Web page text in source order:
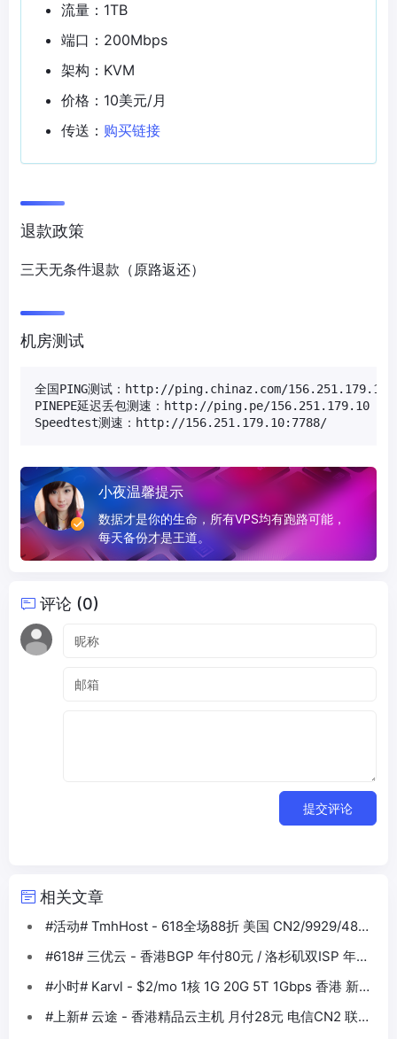
流量：1TB
端口：200Mbps
架构：KVM
价格：10美元/月
传送： 购买链接
退款政策
三天无条件退款（原路返还）
机房测试
全国PING测试：http://ping.chinaz.com/156.251.179.10
PINEPE延迟丢包测速：http://ping.pe/156.251.179.10
Speedtest测速：http://156.251.179.10:7788/
小夜温馨提示
数据才是你的生命，所有VPS均有跑路可能，
每天备份才是王道。
评论 (0)
提交评论
相关文章
#活动# TmhHost - 618全场88折 美国 CN2/9929/4837
#618# 三优云 - 香港BGP 年付80元 / 洛杉矶双ISP 年付
#小时# Karvl - $2/mo 1核 1G 20G 5T 1Gbps 香港 新加
#上新# 云途 - 香港精品云主机 月付28元 电信CN2 联通